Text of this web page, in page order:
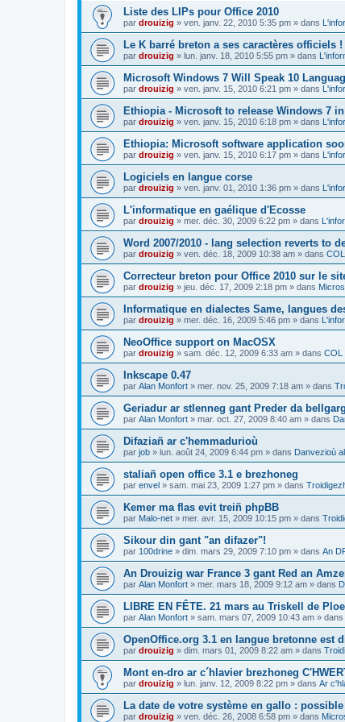
Liste des LIPs pour Office 2010
par drouizig » ven. janv. 22, 2010 5:35 pm » dans
Le K barré breton a ses caractères officiels !
par drouizig » lun. janv. 18, 2010 5:55 pm » dans
Microsoft Windows 7 Will Speak 10
par drouizig » ven. janv. 15, 2010 6:21 pm » dans
Ethiopia - Microsoft to release Windows 7
par drouizig » ven. janv. 15, 2010 6:18 pm » dans
Ethiopia: Microsoft software application
par drouizig » ven. janv. 15, 2010 6:17 pm » dans
Logiciels en langue corse
par drouizig » ven. janv. 01, 2010 1:36 pm » dans
L'informatique en gaélique d'Ecosse
par drouizig » mer. déc. 30, 2009 6:22 pm » dans
Word 2007/2010 - lang selection reverts to
par drouizig » ven. déc. 18, 2009 10:38 am » dans
Correcteur breton pour Office 2010 sur le
par drouizig » jeu. déc. 17, 2009 2:18 pm » dans
Informatique en dialectes Same, langues
par drouizig » mer. déc. 16, 2009 5:46 pm » dans
NeoOffice support on MacOSX
par drouizig » sam. déc. 12, 2009 6:33 am » dans COL
Inkscape 0.47
par Alan Monfort » mer. nov. 25, 2009 7:18 am » dans
Geriadur ar stlenneg gant Preder da
par Alan Monfort » mar. oct. 27, 2009 8:40 am » dans
Difaziañ ar c'hemmadurioù
par job » lun. août 24, 2009 6:44 pm » dans Danvezioù
staliañ open office 3.1 e brezhoneg
par envel » sam. mai 23, 2009 1:27 pm » dans
Kemer ma flas evit treiñ phpBB
par Malo-net » mer. avr. 15, 2009 10:15 pm » dans
Sikour din gant "an difazer"!
par 100drine » dim. mars 29, 2009 7:10 pm » dans An
An Drouizig war France 3 gant Red an
par Alan Monfort » mer. mars 18, 2009 9:12 am » dans
LIBRE EN FÊTE. 21 mars au Triskell de
par Alan Monfort » sam. mars 07, 2009 10:43 am » dans
OpenOffice.org 3.1 en langue bretonne est
par drouizig » dim. mars 01, 2009 8:22 am » dans
Mont en-dro ar c´hlavier brezhoneg
par drouizig » lun. janv. 12, 2009 8:22 pm » dans Ar
La date de votre système en gallo :
par drouizig » ven. déc. 26, 2008 6:58 pm » dans